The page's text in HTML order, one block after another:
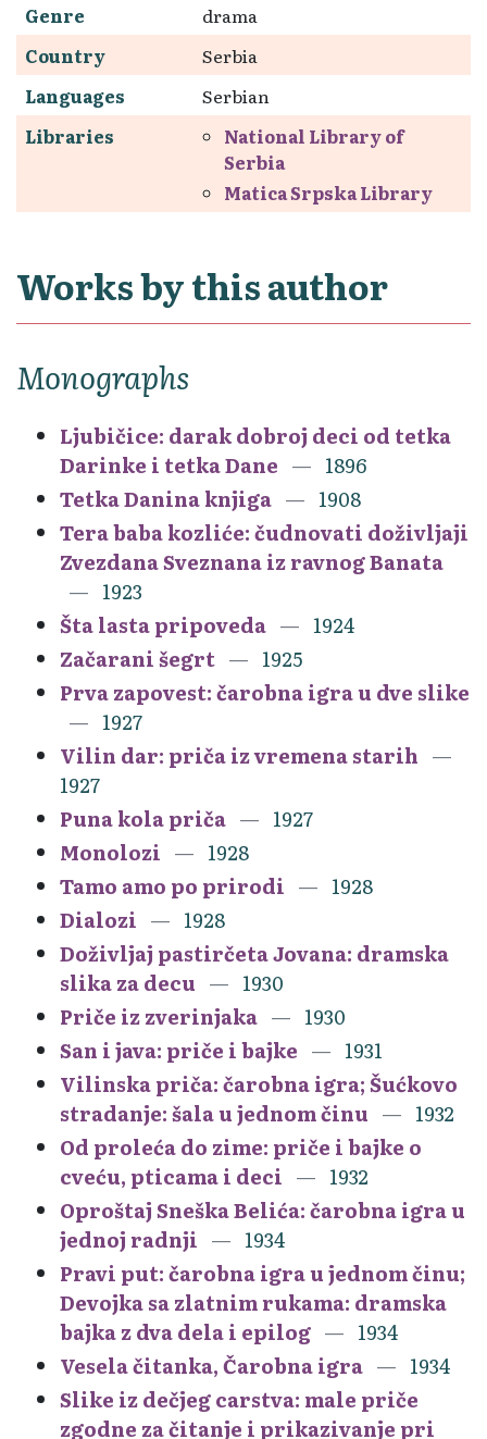
Genre
drama
Country
Serbia
Languages
Serbian
Libraries
National Library of
Serbia
Matica Srpska Library
Works by this author
Monographs
Ljubičice: darak dobroj deci od tetka
Darinke i tetka Dane
1896
Tetka Danina knjiga
1908
Tera baba kozliće: čudnovati doživljaji
Zvezdana Sveznana iz ravnog Banata
1923
Šta lasta pripoveda
1924
Začarani šegrt
1925
Prva zapovest: čarobna igra u dve slike
1927
Vilin dar: priča iz vremena starih
1927
Puna kola priča
1927
Monolozi
1928
Tamo amo po prirodi
1928
Dialozi
1928
Doživljaj pastirčeta Jovana: dramska
slika za decu
1930
Priče iz zverinjaka
1930
San i java: priče i bajke
1931
Vilinska priča: čarobna igra; Šućkovo
stradanje: šala u jednom činu
1932
Od proleća do zime: priče i bajke o
cveću, pticama i deci
1932
Oproštaj Sneška Belića: čarobna igra u
jednoj radnji
1934
Pravi put: čarobna igra u jednom činu;
Devojka sa zlatnim rukama: dramska
bajka z dva dela i epilog
1934
Vesela čitanka, Čarobna igra
1934
Slike iz dečjeg carstva: male priče
zgodne za čitanje i prikazivanje pri